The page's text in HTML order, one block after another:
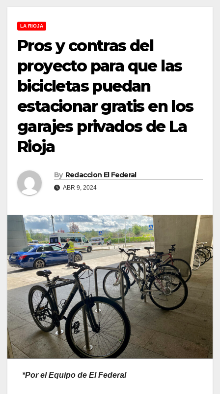
LA RIOJA
Pros y contras del
proyecto para que las
bicicletas puedan
estacionar gratis en los
garajes privados de La
Rioja
By Redaccion El Federal
ABR 9, 2024
*Por el Equipo de El Federal